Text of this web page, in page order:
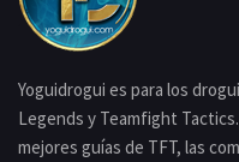
Yoguidrogui es para los
Legends y Teamfight
mejores guías de TFT, las